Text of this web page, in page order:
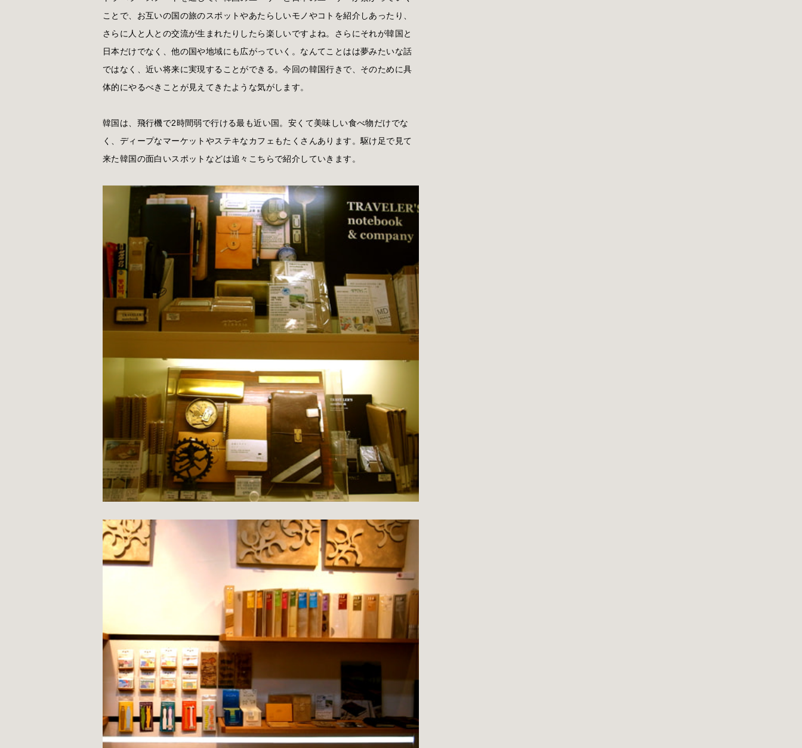
ことで、お互いの国の旅のスポットやあたらしいモノやコトを紹介しあったり、
さらに人と人との交流が生まれたりしたら楽しいですよね。さらにそれが韓国と
日本だけでなく、他の国や地域にも広がっていく。なんてことはは夢みたいな話
ではなく、近い将来に実現することができる。今回の韓国行きで、そのために具
体的にやるべきことが見えてきたような気がします。
韓国は、飛行機で2時間弱で行ける最も近い国。安くて美味しい食べ物だけでな
く、ディープなマーケットやステキなカフェもたくさんあります。駆け足で見て
来た韓国の面白いスポットなどは追々こちらで紹介していきます。